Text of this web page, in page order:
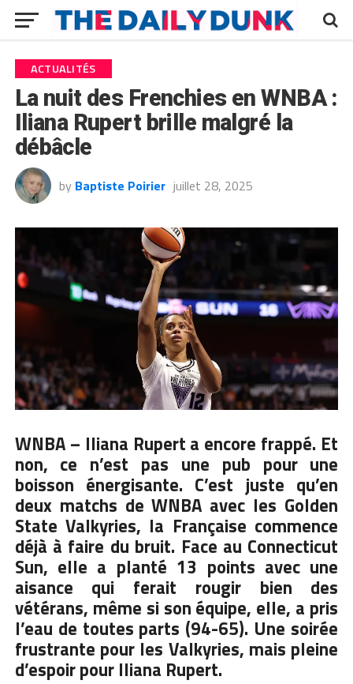
ACTUALITÉS
La nuit des Frenchies en WNBA :
Iliana Rupert brille malgré la
débâcle
by Baptiste Poirier juillet 28, 2025
WNBA – Iliana Rupert a encore frappé. Et
non, ce n’est pas une pub pour une
boisson énergisante. C’est juste qu’en
deux matchs de WNBA avec les Golden
State Valkyries, la Française commence
déjà à faire du bruit. Face au Connecticut
Sun, elle a planté 13 points avec une
aisance qui ferait rougir bien des
vétérans, même si son équipe, elle, a pris
l’eau de toutes parts (94-65). Une soirée
frustrante pour les Valkyries, mais pleine
d’espoir pour Iliana Rupert.